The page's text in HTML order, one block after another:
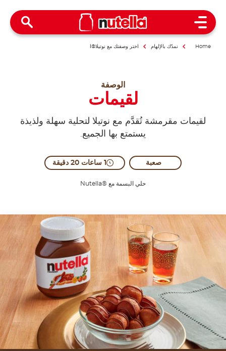
Open Menu
Home نمدّك بالإلهام اختر وصفتك مع نوتيلا®ا
الوصفة
لقيمات
لقيمات مقرمشة تُقدَّم مع نوتيلا لتحلية سهلة ولذيذة
يستمتع بها الجميع.
صعبة 1 ساعات 20 دقيقة
حلي البسمة مع ®Nutella